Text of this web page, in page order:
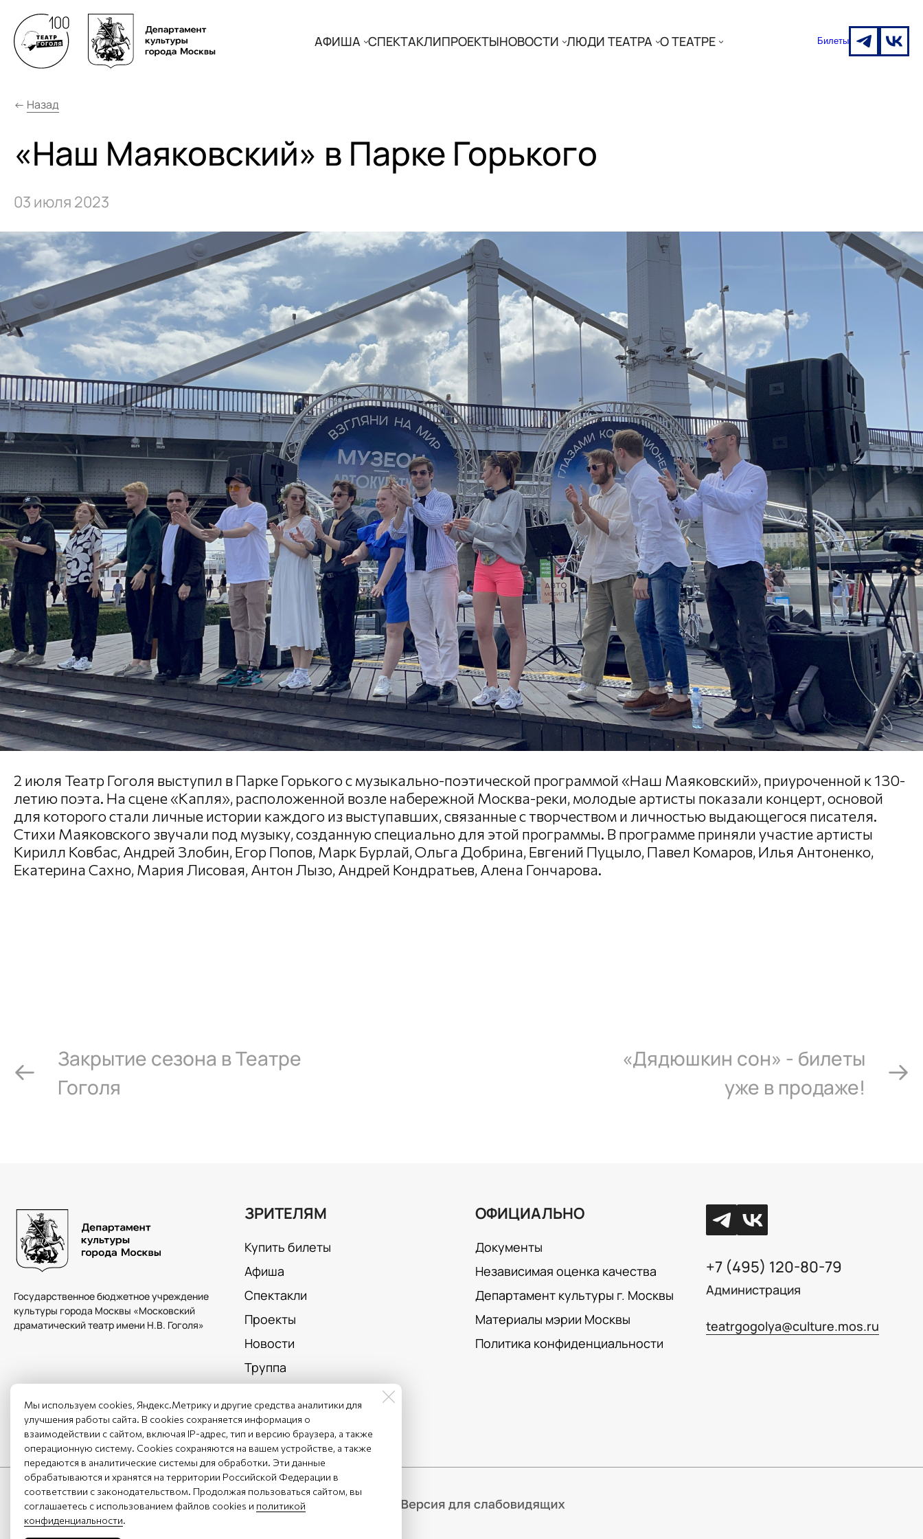
АФИША СПЕКТАКЛИПРОЕКТЫНОВОСТИ ЛЮДИ ТЕАТРА О ТЕАТРЕ Билеты
← Назад
«Наш Маяковский» в Парке Горького
03 июля 2023
2 июля Театр Гоголя выступил в Парке Горького с музыкально-поэтической программой «Наш Маяковский», приуроченной к 130-
летию поэта. На сцене «Капля», расположенной возле набережной Москва-реки, молодые артисты показали концерт, основой
для которого стали личные истории каждого из выступавших, связанные с творчеством и личностью выдающегося писателя.
Стихи Маяковского звучали под музыку, созданную специально для этой программы. В программе приняли участие артисты
Кирилл Ковбас, Андрей Злобин, Егор Попов, Марк Бурлай, Ольга Добрина, Евгений Пуцыло, Павел Комаров, Илья Антоненко,
Екатерина Сахно, Мария Лисовая, Антон Лызо, Андрей Кондратьев, Алена Гончарова.
Закрытие сезона в Театре
Гоголя
«Дядюшкин сон» - билеты
уже в продаже!
Государственное бюджетное учреждение
культуры города Москвы «Московский
драматический театр имени Н.В. Гоголя»
ЗРИТЕЛЯМ
Купить билеты
Афиша
Спектакли
Проекты
Новости
Труппа
Контакты
Поиск по сайту
ОФИЦИАЛЬНО
Документы
Независимая оценка качества
Департамент культуры г. Москвы
Материалы мэрии Москвы
Политика конфиденциальности
+7 (495) 120-80-79
Администрация
teatrgogolya@culture.mos.ru
Мы используем cookies, Яндекс.Метрику и другие средства аналитики для
улучшения работы сайта. В cookies сохраняется информация о
взаимодействии с сайтом, включая IP-адрес, тип и версию браузера, а также
операционную систему. Cookies сохраняются на вашем устройстве, а также
передаются в аналитические системы для обработки. Эти данные
обрабатываются и хранятся на территории Российской Федерации в
соответствии с законодательством. Продолжая пользоваться сайтом, вы
соглашаетесь с использованием файлов cookies и политикой
конфиденциальности.